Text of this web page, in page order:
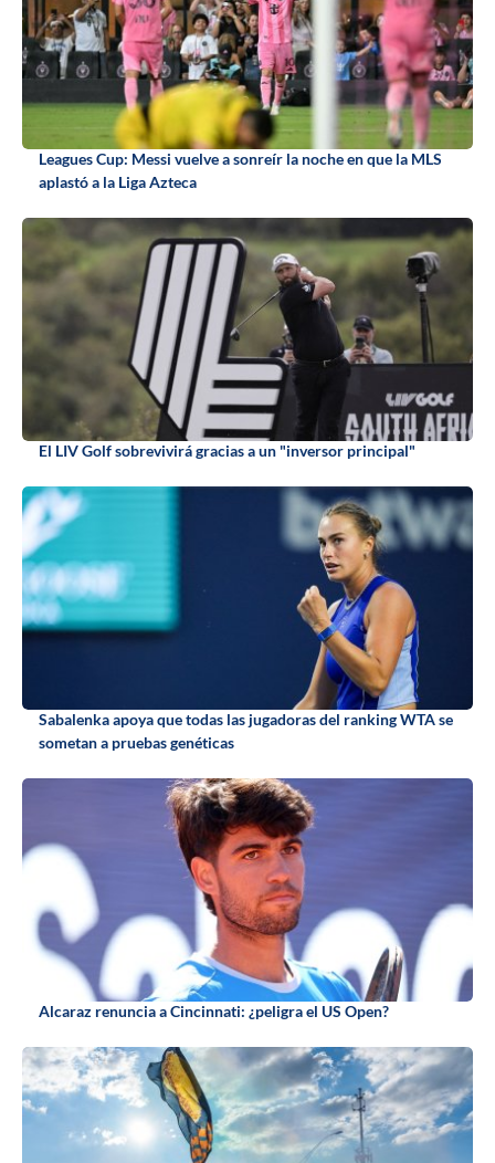
Leagues Cup: Messi vuelve a sonreír la noche en que la MLS
aplastó a la Liga Azteca
El LIV Golf sobrevivirá gracias a un "inversor principal"
Sabalenka apoya que todas las jugadoras del ranking WTA se
sometan a pruebas genéticas
Alcaraz renuncia a Cincinnati: ¿peligra el US Open?